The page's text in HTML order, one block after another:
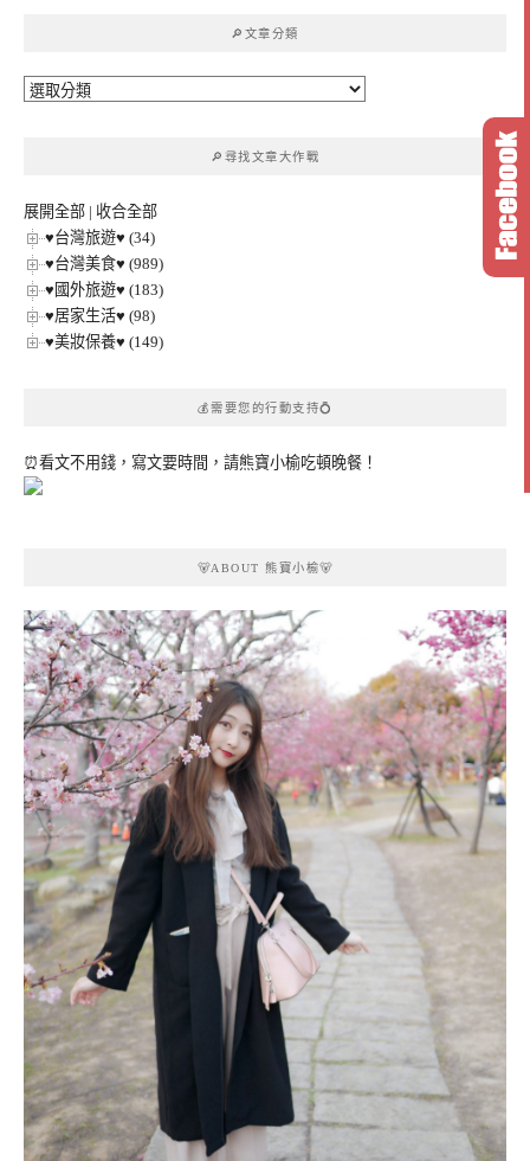
🔎文章分類
🔎
🔎尋找文章大作戰
展開全部 | 收合全部
♥台灣旅遊♥ (34)
♥台灣美食♥ (989)
♥國外旅遊♥ (183)
♥居家生活♥ (98)
♥美妝保養♥ (149)
💰需要您的行動支持💍
⏰看文不用錢，寫文要時間，請熊寶小榆吃頓晚餐！
🐻ABOUT 熊寶小榆🐻